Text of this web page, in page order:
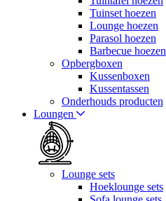
Tuinset hoezen
Lounge hoezen
Parasol hoezen
Barbecue hoezen
Opbergboxen
Kussenboxen
Kussentassen
Onderhouds producten
Loungen
Lounge sets
Hoeklounge sets